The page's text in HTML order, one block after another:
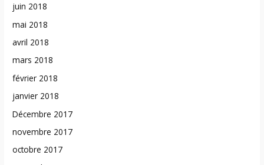
juin 2018
mai 2018
avril 2018
mars 2018
février 2018
janvier 2018
Décembre 2017
novembre 2017
octobre 2017